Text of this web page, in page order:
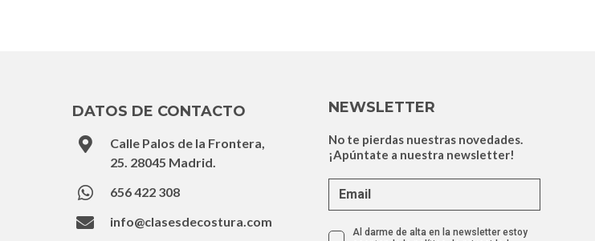
DATOS DE CONTACTO

Calle Palos de la Frontera,
25. 28045 Madrid.
 656 422 308
 info@clasesdecostura.com